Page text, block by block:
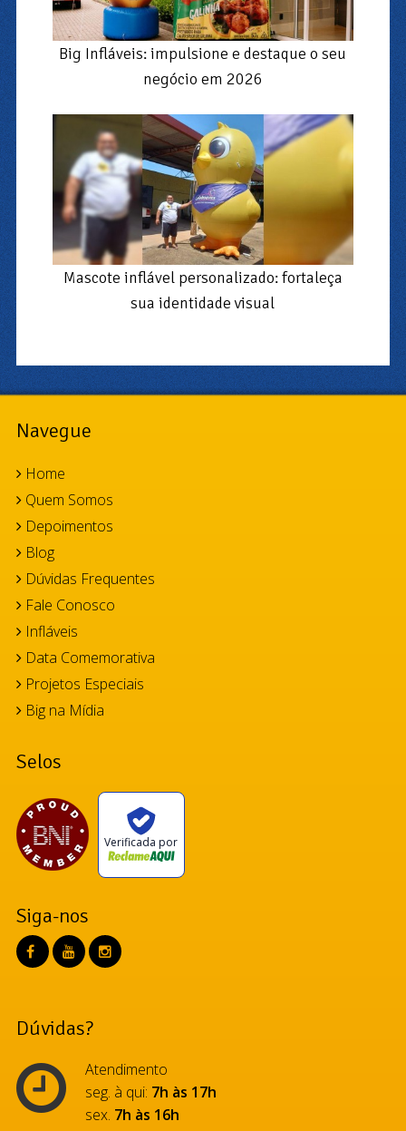
Big Infláveis: impulsione e destaque o seu
negócio em 2026
Mascote inflável personalizado: fortaleça
sua identidade visual
Navegue
Home
Quem Somos
Depoimentos
Blog
Dúvidas Frequentes
Fale Conosco
Infláveis
Data Comemorativa
Projetos Especiais
Big na Mídia
Selos
Verificada por
Siga-nos
Dúvidas?
Atendimento
seg. à qui: 7h às 17h
sex. 7h às 16h